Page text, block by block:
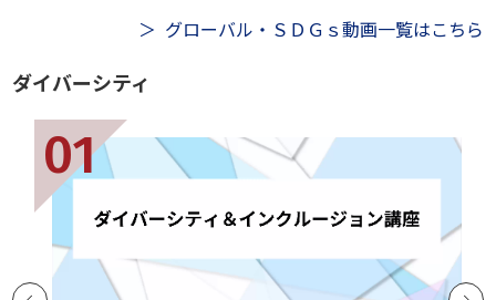
グローバル・ＳＤＧｓ動画一覧はこちら
ダイバーシティ